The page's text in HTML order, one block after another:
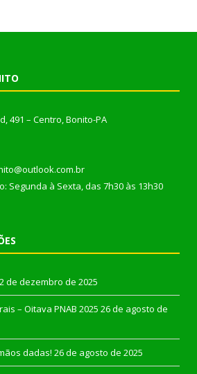
491 – Centro, Bonito-PA
Segunda à Sexta, das 7h30 às 13h30
de dezembro de 2025
– Oitava PNAB 2025 26 de agosto de
dadas! 26 de agosto de 2025